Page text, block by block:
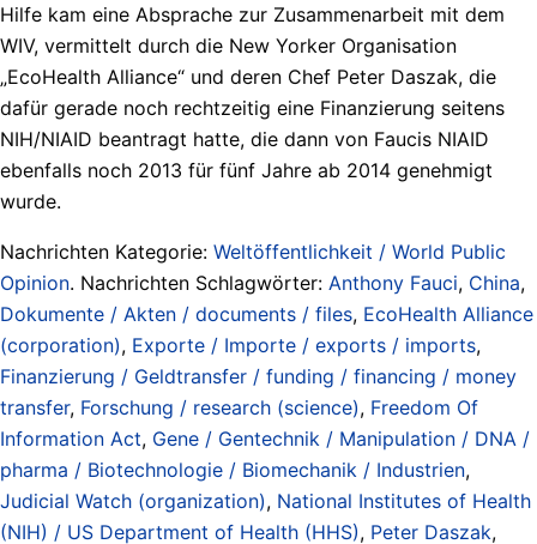
Hilfe kam eine Absprache zur Zusammenarbeit mit dem
WIV, vermittelt durch die New Yorker Organisation
„EcoHealth Alliance“ und deren Chef Peter Daszak, die
dafür gerade noch rechtzeitig eine Finanzierung seitens
NIH/NIAID beantragt hatte, die dann von Faucis NIAID
ebenfalls noch 2013 für fünf Jahre ab 2014 genehmigt
wurde.
Nachrichten Kategorie: Weltöffentlichkeit / World Public
Opinion. Nachrichten Schlagwörter: Anthony Fauci, China,
Dokumente / Akten / documents / files, EcoHealth Alliance
(corporation), Exporte / Importe / exports / imports,
Finanzierung / Geldtransfer / funding / financing / money
transfer, Forschung / research (science), Freedom Of
Information Act, Gene / Gentechnik / Manipulation / DNA /
pharma / Biotechnologie / Biomechanik / Industrien,
Judicial Watch (organization), National Institutes of Health
(NIH) / US Department of Health (HHS), Peter Daszak,